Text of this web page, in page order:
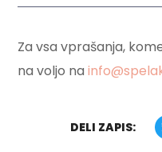
Za vsa vprašanja,
na voljo na
DELI ZAPIS: